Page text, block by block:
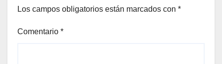
Los campos obligatorios están marcados con *
Comentario *